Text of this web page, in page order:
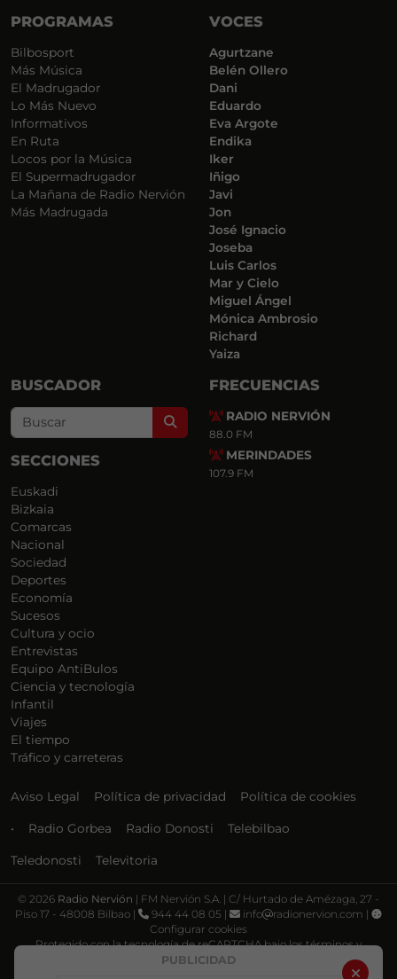
PUBLICIDAD
PROGRAMAS
Bilbosport
Más Música
El Madrugador
Lo Más Nuevo
Informativos
En Ruta
Locos por la Música
El Supermadrugador
La Mañana de Radio Nervión
Más Madrugada
VOCES
Agurtzane
Belén Ollero
Dani
Eduardo
Eva Argote
Endika
Iker
Iñigo
Javi
Jon
José Ignacio
Joseba
Luis Carlos
Mar y Cielo
Miguel Ángel
Mónica Ambrosio
Richard
Yaiza
BUSCADOR
Search
SECCIONES
Euskadi
Bizkaia
Comarcas
Nacional
Sociedad
Deportes
Economía
Sucesos
Cultura y ocio
Entrevistas
Equipo AntiBulos
Ciencia y tecnología
Infantil
Viajes
El tiempo
Tráfico y carreteras
FRECUENCIAS
RADIO NERVIÓN
88.0 FM
MERINDADES
107.9 FM
Aviso Legal Política de privacidad Política de cookies
• Radio Gorbea Radio Donosti Telebilbao
Teledonosti Televitoria
© 2026 Radio Nervión | FM Nervión S.A. | C/ Hurtado de Amézaga, 27 -
Piso 17 - 48008 Bilbao |
944 44 08 05 | info
radionervion.com |
Configurar cookies
Protegido con la tecnología de reCAPTCHA bajo los términos y
Política de privacidad Términos de servicio